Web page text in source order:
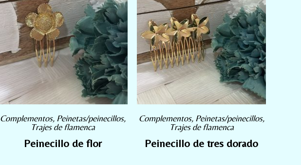
Complementos, Peinetas/peinecillos,
Trajes de flamenca
Peinecillo de flor
Complementos, Peinetas/peinecillos,
Trajes de flamenca
Peinecillo de tres dorado